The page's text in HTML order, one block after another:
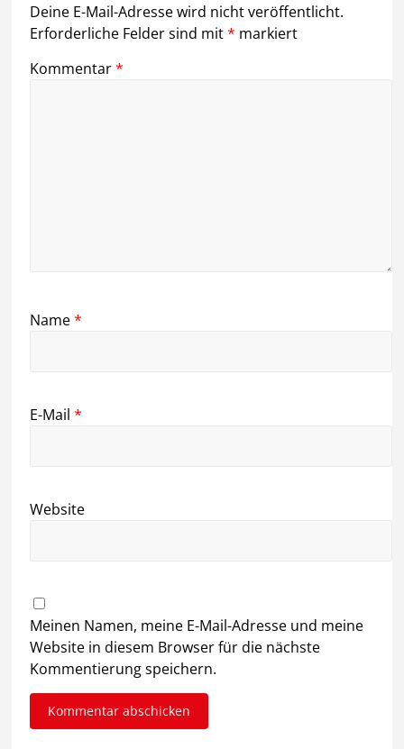
Deine E-Mail-Adresse wird nicht veröffentlicht.
Erforderliche Felder sind mit* markiert
Kommentar*
Name*
E-Mail*
Website
Meinen Namen, meine E-Mail-Adresse und meine
Website in diesem Browser für die nächste
Kommentierung speichern.